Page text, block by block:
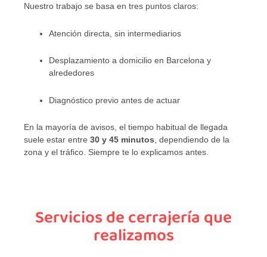
Nuestro trabajo se basa en tres puntos claros:
Atención directa, sin intermediarios
Desplazamiento a domicilio en Barcelona y
alrededores
Diagnóstico previo antes de actuar
En la mayoría de avisos, el tiempo habitual de llegada
suele estar entre 30 y 45 minutos, dependiendo de la
zona y el tráfico. Siempre te lo explicamos antes.
Servicios de cerrajería que
realizamos